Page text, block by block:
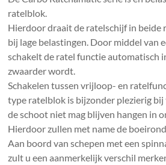
ratelblok.
Hierdoor draait de ratelschijf in beide
bij lage belastingen. Door middel van
schakelt de ratel functie automatisch
zwaarder wordt.
Schakelen tussen vrijloop- en
type ratelblok is bijzonder plezierig
de schoot niet mag blijven hangen in
Hierdoor zullen met name de
Aan boord van schepen met een
zult u een aanmerkelijk verschil